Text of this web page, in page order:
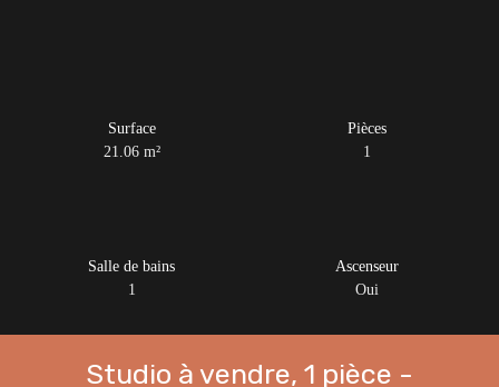
Surface
21.06 m²
Pièces
1
Salle de bains
1
Ascenseur
Oui
Studio à vendre, 1 pièce -